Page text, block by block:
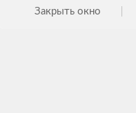
Закрыть окно